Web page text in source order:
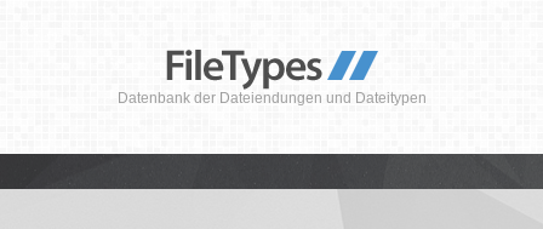
Datenbank der Dateiendungen und Dateitypen